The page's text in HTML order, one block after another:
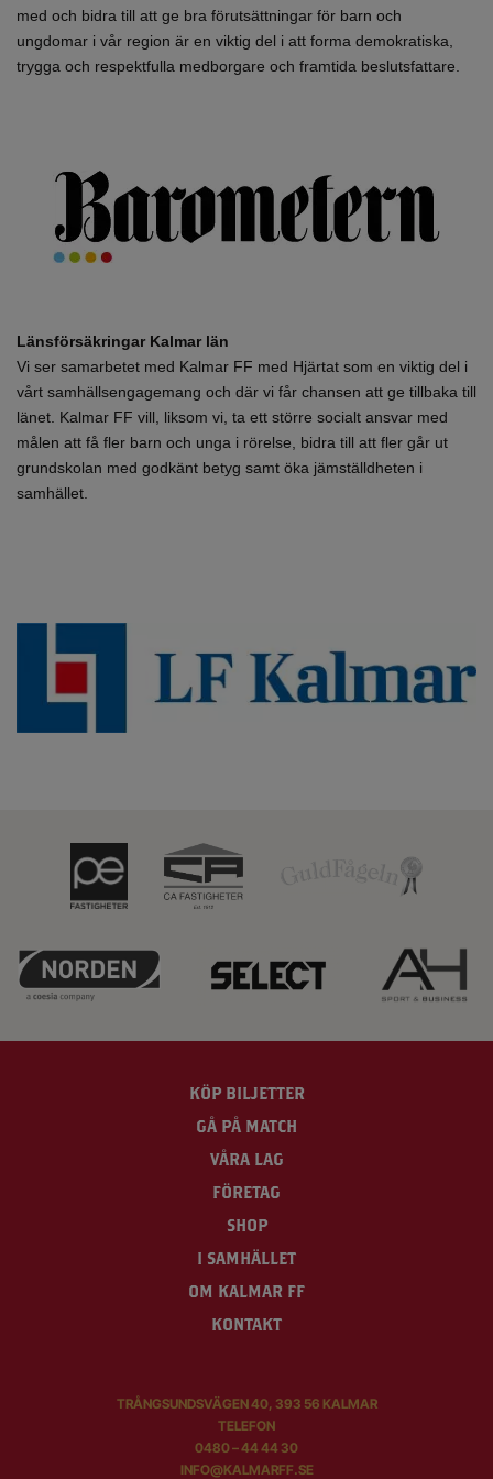
med och bidra till att ge bra förutsättningar för barn och
ungdomar i vår region är en viktig del i att forma demokratiska,
trygga och respektfulla medborgare och framtida beslutsfattare.
Länsförsäkringar Kalmar län
Vi ser samarbetet med Kalmar FF med Hjärtat som en viktig del i
vårt samhällsengagemang och där vi får chansen att ge tillbaka till
länet. Kalmar FF vill, liksom vi, ta ett större socialt ansvar med
målen att få fler barn och unga i rörelse, bidra till att fler går ut
grundskolan med godkänt betyg samt öka jämställdheten i
samhället.
KÖP BILJETTER
GÅ PÅ MATCH
VÅRA LAG
FÖRETAG
SHOP
I SAMHÄLLET
OM KALMAR FF
KONTAKT
TRÅNGSUNDSVÄGEN 40, 393 56 KALMAR
TELEFON
0480 – 44 44 30
INFO@KALMARFF.SE